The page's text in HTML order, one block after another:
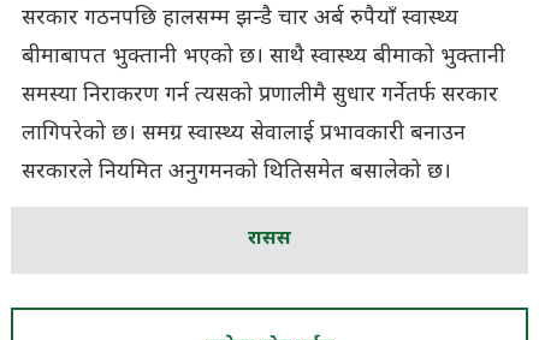
सरकार गठनपछि हालसम्म झन्डै चार अर्ब रुपैयाँ स्वास्थ्य
बीमाबापत भुक्तानी भएको छ। साथै स्वास्थ्य बीमाको भुक्तानी
समस्या निराकरण गर्न त्यसको प्रणालीमै सुधार गर्नेतर्फ सरकार
लागिपरेको छ। समग्र स्वास्थ्य सेवालाई प्रभावकारी बनाउन
सरकारले नियमित अनुगमनको थितिसमेत बसालेको छ।
रासस